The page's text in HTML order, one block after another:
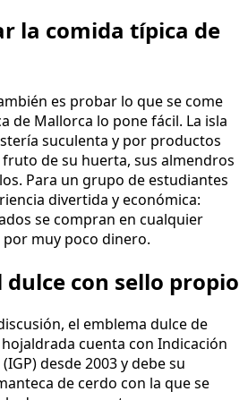
la comida típica de
es probar lo que se come
de Mallorca lo pone fácil. La isla
suculenta y por productos
de su huerta, sus almendros
Para un grupo de estudiantes
divertida y económica:
se compran en cualquier
muy poco dinero.
dulce con sello propio
el emblema dulce de
cuenta con Indicación
desde 2003 y debe su
de cerdo con la que se